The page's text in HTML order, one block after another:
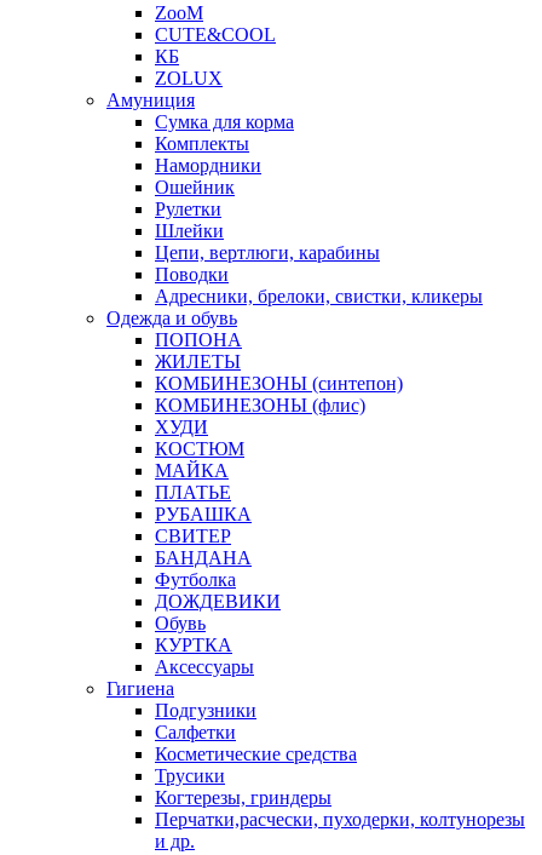
ZooM
CUTE&COOL
КБ
ZOLUX
Амуниция
Сумка для корма
Комплекты
Намордники
Ошейник
Рулетки
Шлейки
Цепи, вертлюги, карабины
Поводки
Адресники, брелоки, свистки, кликеры
Одежда и обувь
ПОПОНА
ЖИЛЕТЫ
КОМБИНЕЗОНЫ (синтепон)
КОМБИНЕЗОНЫ (флис)
ХУДИ
КОСТЮМ
МАЙКА
ПЛАТЬЕ
РУБАШКА
СВИТЕР
БАНДАНА
Футболка
ДОЖДЕВИКИ
Обувь
КУРТКА
Аксессуары
Гигиена
Подгузники
Салфетки
Косметические средства
Трусики
Когтерезы, гриндеры
Перчатки,расчески, пуходерки, колтунорезы
и др.